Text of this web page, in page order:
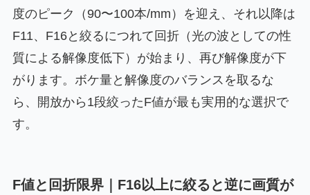
度のピーク（90〜100本/mm）を迎え、それ以降は
F11、F16と絞るにつれて回折（光の波としての性
質による解像度低下）が始まり、再び解像度が下
がります。ボケ量と解像度のバランスを取るな
ら、開放から1段絞ったF値が最も実用的な選択で
す。
F値と回折限界｜F16以上に絞ると逆に画質が